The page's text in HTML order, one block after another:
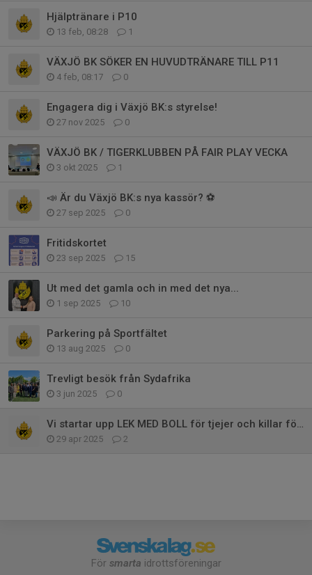
Hjälptränare i P10
13 feb, 08:28 1
VÄXJÖ BK SÖKER EN HUVUDTRÄNARE TILL P11
4 feb, 08:17 0
Engagera dig i Växjö BK:s styrelse!
27 nov 2025 0
VÄXJÖ BK / TIGERKLUBBEN PÅ FAIR PLAY VECKA
3 okt 2025 1
📣 Är du Växjö BK:s nya kassör? ⚽
27 sep 2025 0
Fritidskortet
23 sep 2025 15
Ut med det gamla och in med det nya...
1 sep 2025 10
Parkering på Sportfältet
13 aug 2025 0
Trevligt besök från Sydafrika
3 jun 2025 0
Vi startar upp LEK MED BOLL för tjejer och killar födda 2020 Söndag 18 maj
29 apr 2025 2
För smarta idrottsföreningar